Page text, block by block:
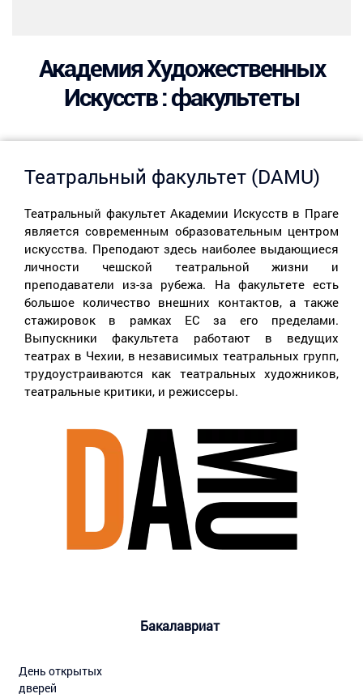
Академия Художественных
Искусств : факультеты
Театральный факультет (DAMU)
Театральный факультет Академии Искусств в Праге
является современным образовательным центром
искусства. Преподают здесь наиболее выдающиеся
личности чешской театральной жизни и
преподаватели из-за рубежа. На факультете есть
большое количество внешних контактов, а также
стажировок в рамках ЕС за его пределами.
Выпускники факультета работают в ведущих
театрах в Чехии, в независимых театральных групп,
трудоустраиваются как театральных художников,
театральные критики, и режиссеры.
Бакалавриат
День открытых
дверей